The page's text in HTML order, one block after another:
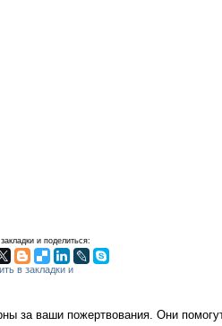
и поделиться:
за ваши пожертвования. Они